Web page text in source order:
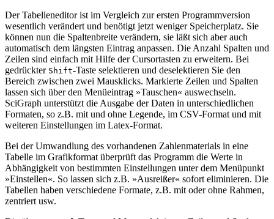
Der Tabelleneditor ist im Vergleich zur ersten Programmversion
wesentlich verändert und benötigt jetzt weniger Speicherplatz. Sie
können nun die Spaltenbreite verändern, sie läßt sich aber auch
automatisch dem längsten Eintrag anpassen. Die Anzahl Spalten und
Zeilen sind einfach mit Hilfe der Cursortasten zu erweitern. Bei
gedrückter Shift-Taste selektieren und deselektieren Sie den
Bereich zwischen zwei Mausklicks. Markierte Zeilen und Spalten
lassen sich über den Menüeintrag »Tauschen« auswechseln.
SciGraph unterstützt die Ausgabe der Daten in unterschiedlichen
Formaten, so z.B. mit und ohne Legende, im CSV-Format und mit
weiteren Einstellungen im Latex-Format.
Bei der Umwandlung des vorhandenen Zahlenmaterials in eine
Tabelle im Grafikformat überprüft das Programm die Werte in
Abhängigkeit von bestimmten Einstellungen unter dem Menüpunkt
»Einstellen«. So lassen sich z.B. »Ausreißer« sofort eliminieren. Die
Tabellen haben verschiedene Formate, z.B. mit oder ohne Rahmen,
zentriert usw.